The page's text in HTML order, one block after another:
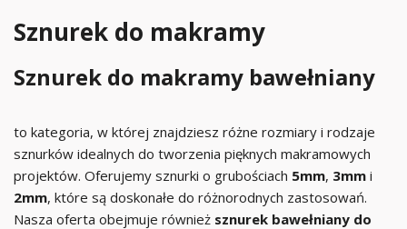
Sznurek do makramy
Sznurek do makramy bawełniany
to kategoria, w której znajdziesz różne rozmiary i rodzaje
sznurków idealnych do tworzenia pięknych makramowych
projektów. Oferujemy sznurki o grubościach 5mm, 3mm i
2mm, które są doskonałe do różnorodnych zastosowań.
Nasza oferta obejmuje również sznurek bawełniany do